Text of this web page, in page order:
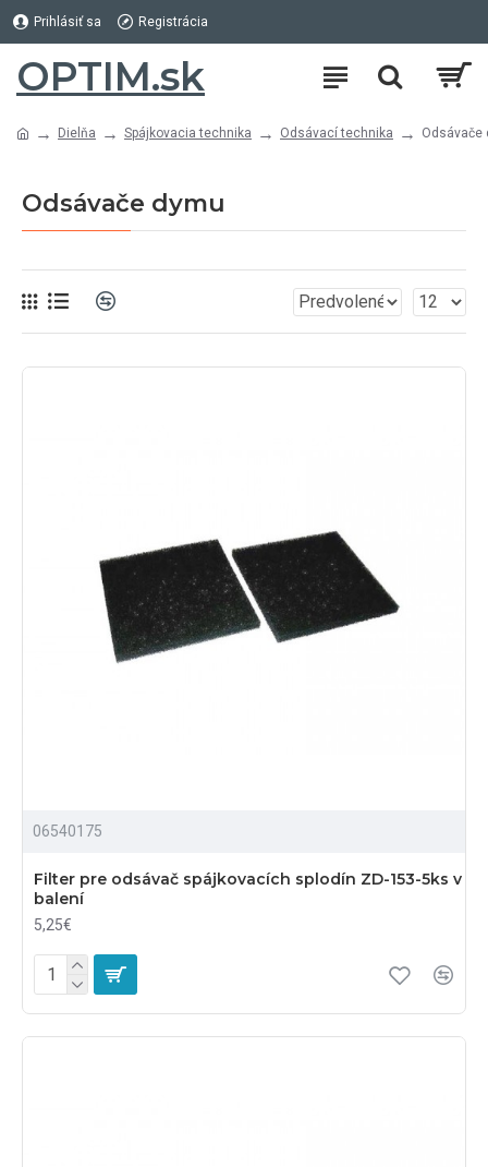
Prihlásiť sa Registrácia
OPTIM.sk
Dielňa Spájkovacia technika Odsávací technika Odsávače
Odsávače dymu
06540175
Filter pre odsávač spájkovacích splodín ZD-153-5ks v
balení
5,25€